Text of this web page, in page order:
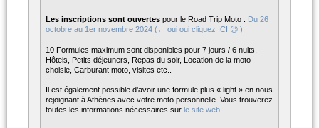
Les inscriptions sont ouvertes pour le Road Trip Moto : Du 26
octobre au 1er novembre 2024 (← oui oui cliquez ICI 😉 )
10 Formules maximum sont disponibles pour 7 jours / 6 nuits,
Hôtels, Petits déjeuners, Repas du soir, Location de la moto
choisie, Carburant moto, visites etc..
Il est également possible d’avoir une formule plus « light » en nous
rejoignant à Athènes avec votre moto personnelle. Vous trouverez
toutes les informations nécessaires sur le site web